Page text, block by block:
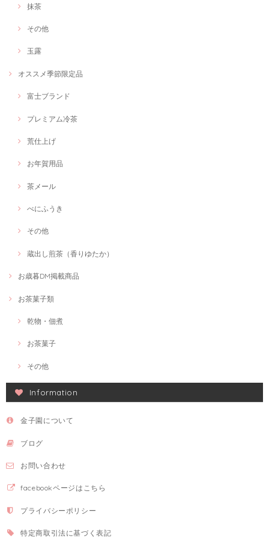
抹茶
その他
玉露
オススメ季節限定品
富士ブランド
プレミアム冷茶
荒仕上げ
お年賀用品
茶メール
べにふうき
その他
蔵出し煎茶（香りゆたか）
お歳暮DM掲載商品
お茶菓子類
乾物・佃煮
お茶菓子
その他
Information
金子園について
ブログ
お問い合わせ
facebookページはこちら
プライバシーポリシー
特定商取引法に基づく表記